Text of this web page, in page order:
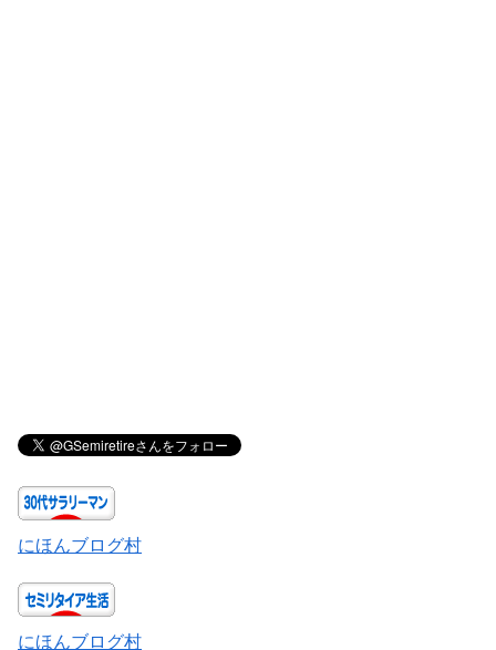
にほんブログ村
にほんブログ村